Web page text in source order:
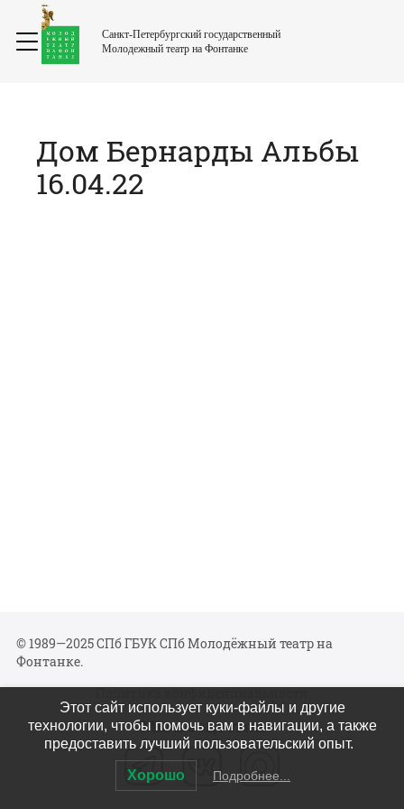
Санкт-Петербургский государственный
Молодежный театр на Фонтанке
Дом Бернарды Альбы
16.04.22
© 1989—2025 СПб ГБУК СПб Молодёжный театр на
Фонтанке.
Политика конфиденциальности
Мы в соцсетях
Этот сайт использует куки-файлы и другие
технологии, чтобы помочь вам в навигации, а также
предоставить лучший пользовательский опыт.
Хорошо Подробнее...